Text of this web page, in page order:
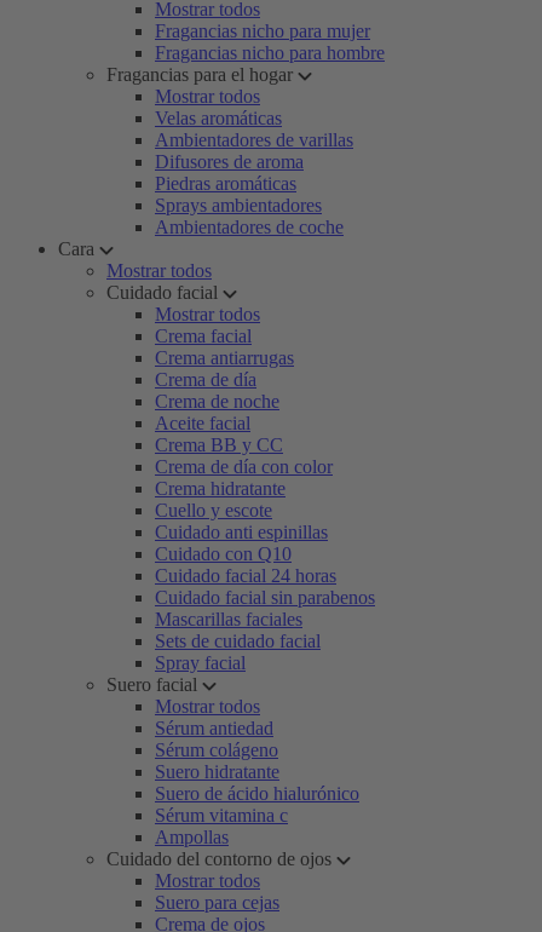
Mostrar todos
Fragancias nicho para mujer
Fragancias nicho para hombre
Fragancias para el hogar
Mostrar todos
Velas aromáticas
Ambientadores de varillas
Difusores de aroma
Piedras aromáticas
Sprays ambientadores
Ambientadores de coche
Cara
Mostrar todos
Cuidado facial
Mostrar todos
Crema facial
Crema antiarrugas
Crema de día
Crema de noche
Aceite facial
Crema BB y CC
Crema de día con color
Crema hidratante
Cuello y escote
Cuidado anti espinillas
Cuidado con Q10
Cuidado facial 24 horas
Cuidado facial sin parabenos
Mascarillas faciales
Sets de cuidado facial
Spray facial
Suero facial
Mostrar todos
Sérum antiedad
Sérum colágeno
Suero hidratante
Suero de ácido hialurónico
Sérum vitamina c
Ampollas
Cuidado del contorno de ojos
Mostrar todos
Suero para cejas
Crema de ojos